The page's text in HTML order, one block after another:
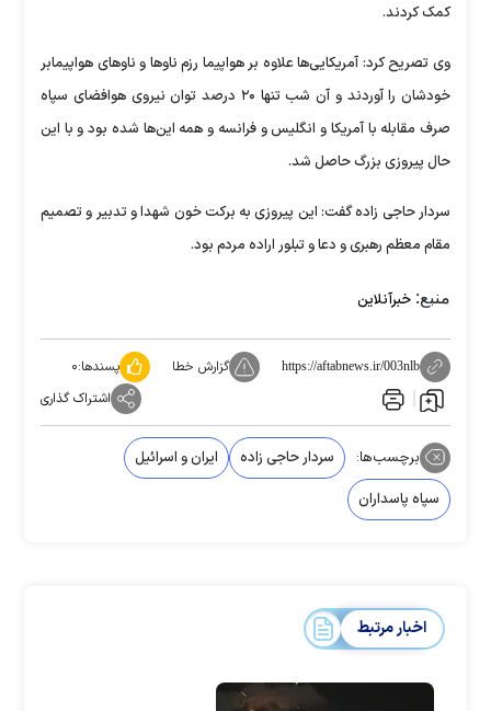
کمک کردند.
وی تصریح کرد: آمریکایی‌ها علاوه بر هواپیما رزم ناو‌ها و ناو‌های هواپیمابر
خودشان را آوردند و آن شب تنها ۲۰ درصد توان نیروی هوافضای سپاه
صرف مقابله با آمریکا و انگلیس و فرانسه و همه این‌ها شده بود و با این
حال پیروزی بزرگ حاصل شد.
سردار حاجی زاده گفت: این پیروزی به برکت خون شهدا و تدبیر و تصمیم
مقام معظم رهبری و دعا و تبلور اراده مردم بود.
منبع: خبرآنلاین
https://aftabnews.ir/003nlb گزارش خطا پسندها:۰
اشتراک گذاری
برچسب‌ها: سردار حاجی زاده
ایران و اسرائیل
سپاه پاسداران
اخبار مرتبط